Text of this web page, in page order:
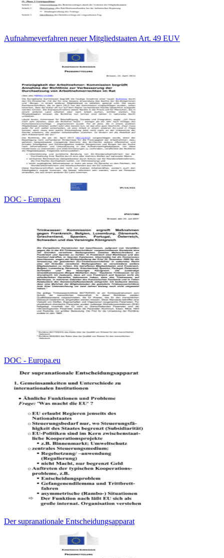
Aufnahmeverfahren neuer Mitgliedstaaten Art. 49 EUV
DOC - Europa.eu
DOC - Europa.eu
Der supranationale Entscheidungsapparat